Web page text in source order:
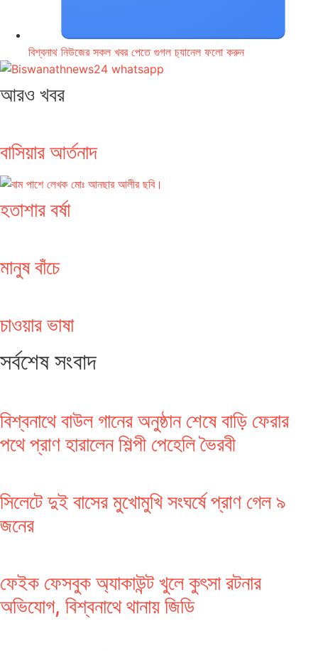
বিশ্বনাথ নিউজের সকল খবর পেতে গুগল চ‌্যানেল ফলো করুন
আরও খবর
বাসিয়ার আর্তনাদ
হতাশার বর্ষা
মানুষ বাঁচে
চাওয়ার ভাষা
সর্বশেষ সংবাদ
বিশ্বনাথে বাউল গানের অনুষ্ঠান শেষে বাড়ি ফেরার
পথে প্রাণ হারালেন শিল্পী পেহেলি ভৈরবী
সিলেটে দুই বাসের মুখোমুখি সংঘর্ষে প্রাণ গেল ৯
জনের
ফেইক ফেসবুক অ্যাকাউন্ট খুলে কুৎসা রটনার
অভিযোগ, বিশ্বনাথে থানায় জিডি